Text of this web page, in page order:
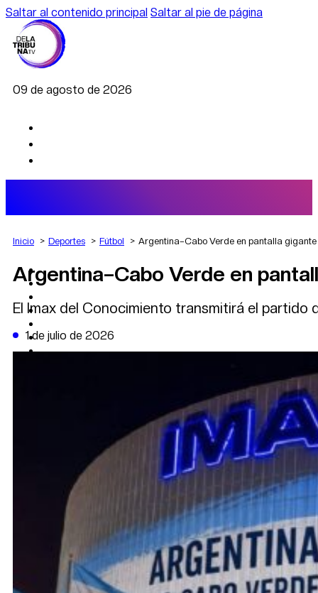
Saltar al contenido principal Saltar al pie de página
09 de agosto de 2026
AGRO
DEPORTES
POLÍTICA
DATA FIRME
DE LA TRIBUNA TV
Inicio Deportes Fútbol Argentina–Cabo Verde en pantalla gigante
Argentina–Cabo Verde en
El Imax del Conocimiento transmitirá el partido
1 de julio de 2026